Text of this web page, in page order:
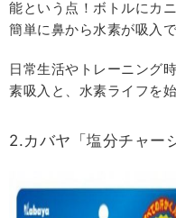
能という点！ボトルにカ
簡単に鼻から水素が吸入で
日常生活やトレーニング
素吸入と、水素ライフを
2.カバヤ「塩分チャー